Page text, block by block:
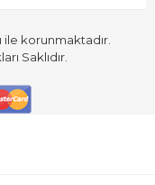
ile korunmaktadır.
Saklıdır.